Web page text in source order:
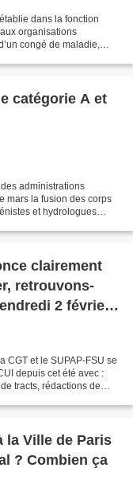
dans la fonction
organisations
congé de maladie,
catégorie A et
administrations
mars la fusion des corps
et hydrologues
retrouvons-
2 février
CGT et le SUPAP-FSU se
depuis cet été avec :
tracts, rédactions de
la Ville de Paris
? Combien ça